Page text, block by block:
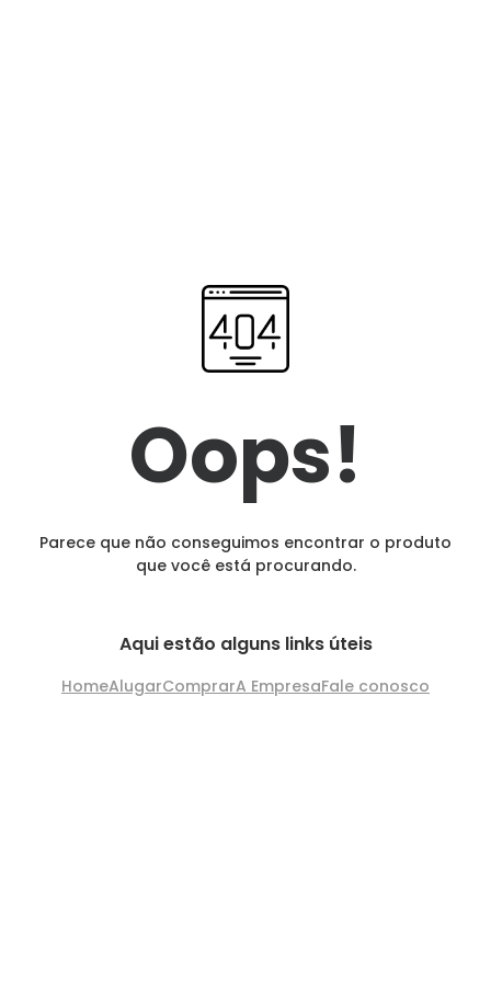
Oops!
Parece que não conseguimos encontrar o produto
que você está procurando.
Aqui estão alguns links úteis
HomeAlugarComprarA EmpresaFale conosco